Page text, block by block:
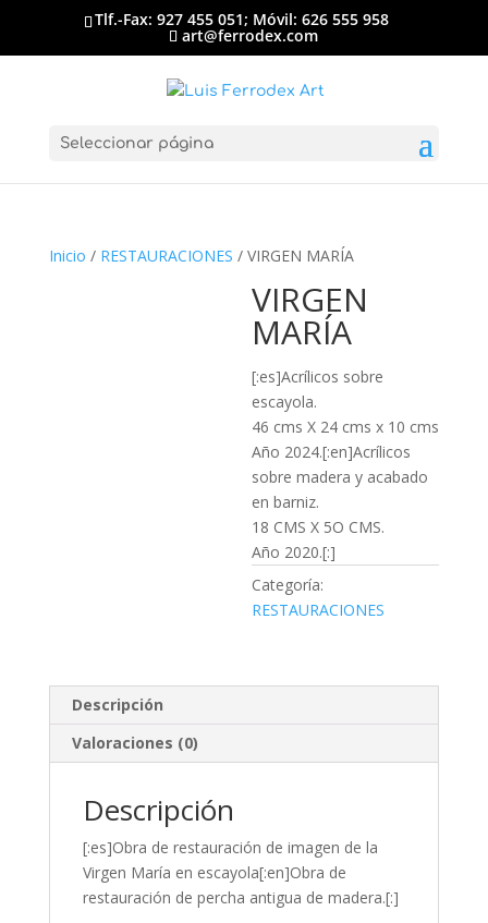
Tlf.-Fax: 927 455 051; Móvil: 626 555 958
art@ferrodex.com
Seleccionar página
Inicio / RESTAURACIONES / VIRGEN MARÍA
VIRGEN
MARÍA
[:es]Acrílicos sobre
escayola.
46 cms X 24 cms x 10 cms
Año 2024.[:en]Acrílicos
sobre madera y acabado
en barniz.
18 CMS X 5O CMS.
Año 2020.[:]
Categoría:
RESTAURACIONES
Descripción
Valoraciones (0)
Descripción
[:es]Obra de restauración de imagen de la
Virgen María en escayola[:en]Obra de
restauración de percha antigua de madera.[:]